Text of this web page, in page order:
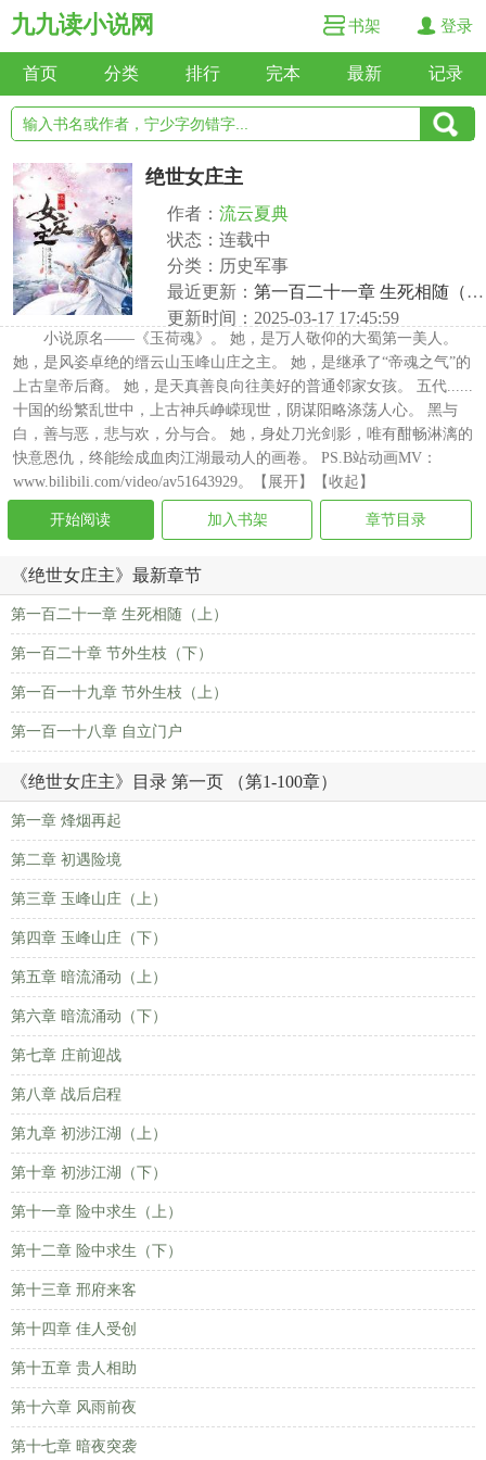
九九读小说网 书架 登录
首页 分类 排行 完本 最新 记录
绝世女庄主
作者： 流云夏典
状态：连载中
分类：历史军事
最近更新： 第一百二十一章 生死相随（上）
更新时间：2025-03-17 17:45:59
小说原名——《玉荷魂》。 她，是万人敬仰的大蜀第一美人。
她，是风姿卓绝的缙云山玉峰山庄之主。 她，是继承了“帝魂之气”的
上古皇帝后裔。 她，是天真善良向往美好的普通邻家女孩。 五代......
十国的纷繁乱世中，上古神兵峥嵘现世，阴谋阳略涤荡人心。 黑与
白，善与恶，悲与欢，分与合。 她，身处刀光剑影，唯有酣畅淋漓的
快意恩仇，终能绘成血肉江湖最动人的画卷。 PS.B站动画MV：
www.bilibili.com/video/av51643929。【展开】【收起】
开始阅读 加入书架 章节目录
《绝世女庄主》最新章节
第一百二十一章 生死相随（上）
第一百二十章 节外生枝（下）
第一百一十九章 节外生枝（上）
第一百一十八章 自立门户
《绝世女庄主》目录 第一页 （第1-100章）
第一章 烽烟再起
第二章 初遇险境
第三章 玉峰山庄（上）
第四章 玉峰山庄（下）
第五章 暗流涌动（上）
第六章 暗流涌动（下）
第七章 庄前迎战
第八章 战后启程
第九章 初涉江湖（上）
第十章 初涉江湖（下）
第十一章 险中求生（上）
第十二章 险中求生（下）
第十三章 邢府来客
第十四章 佳人受创
第十五章 贵人相助
第十六章 风雨前夜
第十七章 暗夜突袭